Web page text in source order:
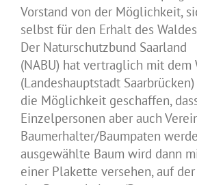
Vorstand von der Möglichkeit,
selbst für den Erhalt des
Der Naturschutzbund Saarland
(NABU) hat vertraglich mit dem
(Landeshauptstadt Saarbrücken)
die Möglichkeit geschaffen,
Einzelpersonen aber auch
Baumerhalter/Baumpaten
ausgewählte Baum wird dann
einer Plakette versehen, auf